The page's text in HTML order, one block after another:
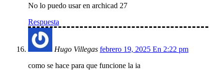
No lo puedo usar en archicad 27
Respuesta
Hugo Villegas febrero 19, 2025 En 2:22 pm
como se hace para que funcione la ia